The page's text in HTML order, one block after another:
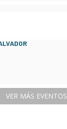
VER MÁS EVENTOS